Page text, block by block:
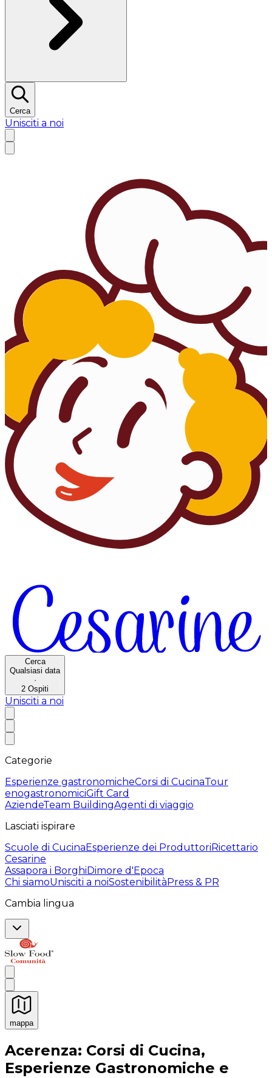
Cerca
Unisciti a noi
Cerca
Qualsiasi data
·
2 Ospiti
Unisciti a noi
Categorie
Esperienze gastronomicheCorsi di CucinaTour
enogastronomiciGift Card
AziendeTeam BuildingAgenti di viaggio
Lasciati ispirare
Scuole di CucinaEsperienze dei ProduttoriRicettario
Cesarine
Assapora i BorghiDimore d'Epoca
Chi siamoUnisciti a noiSostenibilitàPress & PR
Cambia lingua
mappa
Esperienze culinarie indimenticabili: Esperienze
Acerenza: Corsi di Cucina,
Esperienze Gastronomiche e